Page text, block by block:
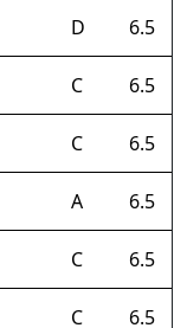
D 6.5
C 6.5
C 6.5
A 6.5
C 6.5
C 6.5